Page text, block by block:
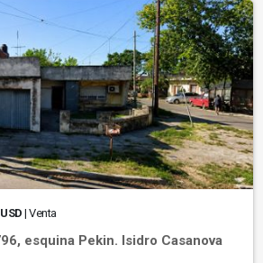
USD | Venta
esquina Pekin. Isidro Casanova